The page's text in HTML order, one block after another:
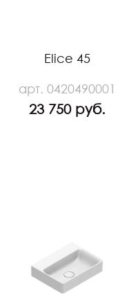
Elice 45
арт. 0420490001
23 750 руб.